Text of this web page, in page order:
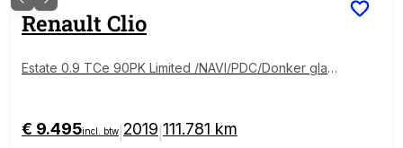
Renault Clio
Estate 0.9 TCe 90PK Limited /NAVI/PDC/Donker glas/
€ 9.495incl. btw 2019 111.781 km